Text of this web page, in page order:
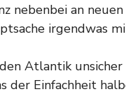
nebenbei an
irgendwas
Atlantik unsicher
der Einfachheit